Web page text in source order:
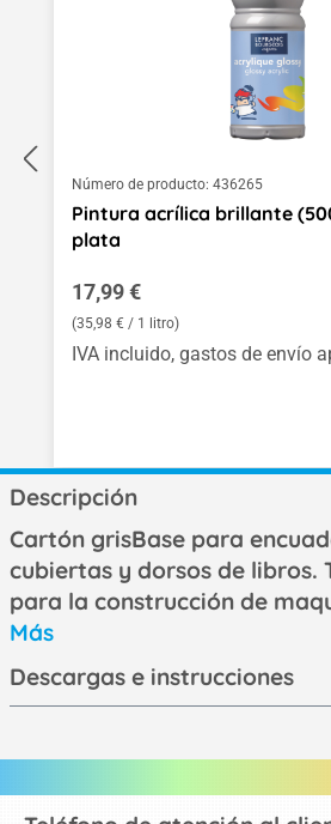
Número de producto: 436265
Pintura acrílica brillante
plata
Precio normal:
17,99 €
(35,98 € / 1 litro)
IVA incluido, gastos de envío
Descripción
Cartón grisBase para
cubiertas y dorsos de libros.
para la construcción de
Más
Descargas e instrucciones